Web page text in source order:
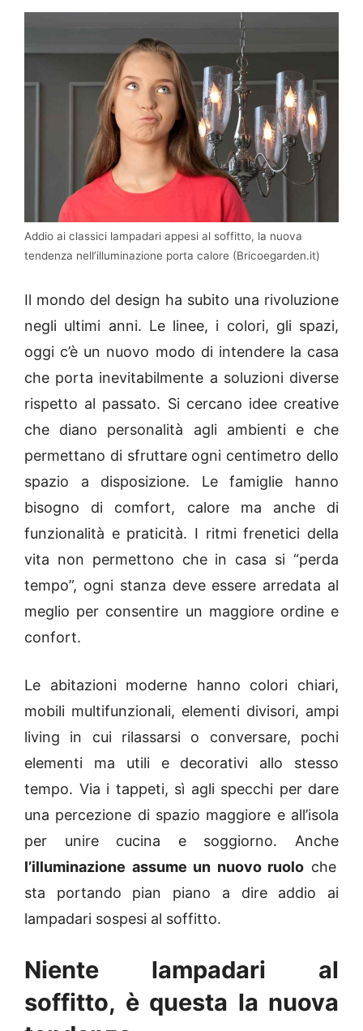
Addio ai classici lampadari appesi al soffitto, la nuova
tendenza nell’illuminazione porta calore (Bricoegarden.it)
Il mondo del design ha subito una rivoluzione
negli ultimi anni. Le linee, i colori, gli spazi,
oggi c’è un nuovo modo di intendere la casa
che porta inevitabilmente a soluzioni diverse
rispetto al passato. Si cercano idee creative
che diano personalità agli ambienti e che
permettano di sfruttare ogni centimetro dello
spazio a disposizione. Le famiglie hanno
bisogno di comfort, calore ma anche di
funzionalità e praticità. I ritmi frenetici della
vita non permettono che in casa si “perda
tempo”, ogni stanza deve essere arredata al
meglio per consentire un maggiore ordine e
confort.
Le abitazioni moderne hanno colori chiari,
mobili multifunzionali, elementi divisori, ampi
living in cui rilassarsi o conversare, pochi
elementi ma utili e decorativi allo stesso
tempo. Via i tappeti, sì agli specchi per dare
una percezione di spazio maggiore e all’isola
per unire cucina e soggiorno. Anche
l’illuminazione assume un nuovo ruolo che
sta portando pian piano a dire addio ai
lampadari sospesi al soffitto.
Niente lampadari al
soffitto, è questa la nuova